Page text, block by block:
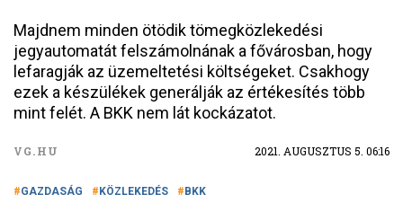
Majdnem minden ötödik tömegközlekedési
jegyautomatát felszámolnának a fővárosban, hogy
lefaragják az üzemeltetési költségeket. Csakhogy
ezek a készülékek generálják az értékesítés több
mint felét. A BKK nem lát kockázatot.
VG.HU 2021. AUGUSZTUS 5. 06:16
GAZDASÁG KÖZLEKEDÉS BKK